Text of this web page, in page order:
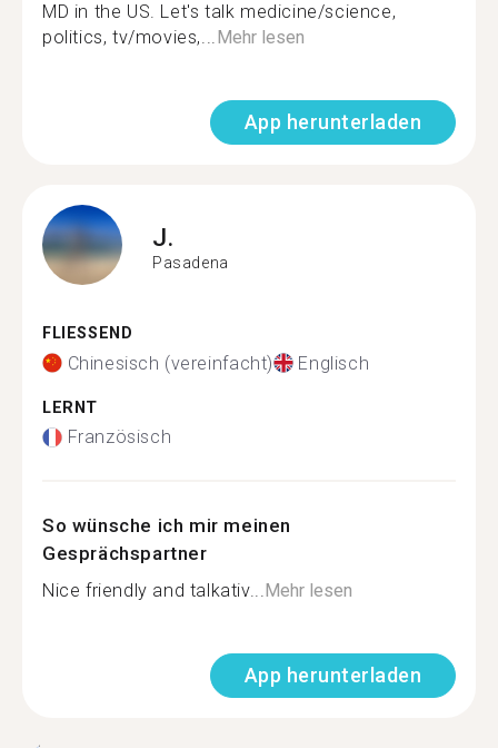
MD in the US. Let's talk medicine/science,
politics, tv/movies,...Mehr lesen
App herunterladen
J.
Pasadena
FLIESSEND
Chinesisch (vereinfacht) Englisch
LERNT
Französisch
So wünsche ich mir meinen
Gesprächspartner
Nice friendly and talkativ...Mehr lesen
App herunterladen